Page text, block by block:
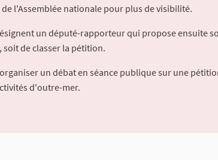
l'Assemblée nationale pour plus de visibilité.
un député-rapporteur qui propose ensuite
de classer la pétition.
un débat en séance publique sur une
d'outre-mer.